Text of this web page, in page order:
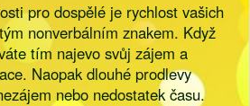
pro dospělé je rychlost vašich
nonverbálním znakem. Když
tím najevo svůj zájem a
Naopak dlouhé prodlevy
nebo nedostatek času.